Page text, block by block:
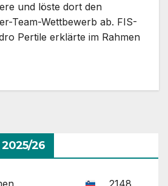
und löste dort den
Team-Wettbewerb ab. FIS-
Pertile erklärte im Rahmen
26